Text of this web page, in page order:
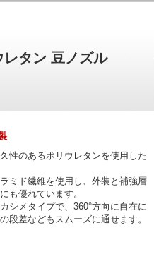
タン 豆ノズル
性のあるポリウレタンを使用した
ミド繊維を使用し、外装と補強層
も優れています。
シメタイプで、360°方向に自在に
段差などもスムーズに通せます。